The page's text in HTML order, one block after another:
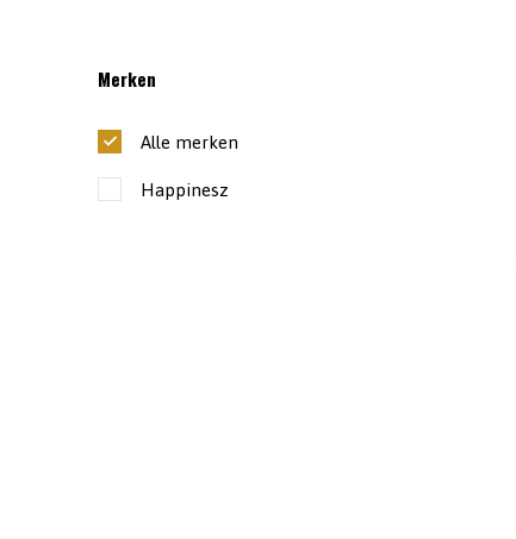
Merken
Alle merken
Happinesz